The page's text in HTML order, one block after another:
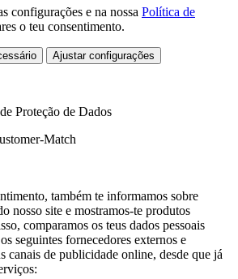
configurações e na nossa Política de
o teu consentimento.
Ajustar configurações
Proteção de Dados
Match
também te informamos sobre
nosso site e mostramos-te produtos
comparamos os teus dados pessoais
seguintes fornecedores externos e
canais de publicidade online, desde que já